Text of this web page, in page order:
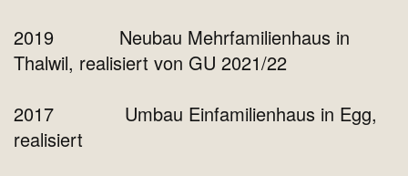
2019 Neubau Mehrfamilienhaus in
Thalwil, realisiert von GU 2021/22
2017 Umbau Einfamilienhaus in Egg,
realisiert